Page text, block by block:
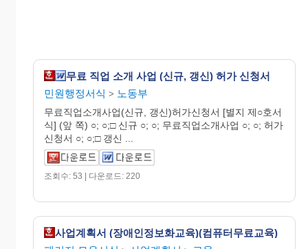
무료 직업 소개 사업 (신규, 갱신) 허가 신청서
민원행정서식 > 노동부
무료직업소개사업(신규, 갱신)허가신청서 [별지 제○호서
식] (앞 쪽) ○; ○;□ 신규 ○; ○; 무료직업소개사업 ○; ○; 허가
신청서 ○; ○;□ 갱신 ...
조회수: 53 | 다운로드: 220
사업계획서 (장애인정보화교육)(컴퓨터무료교육)